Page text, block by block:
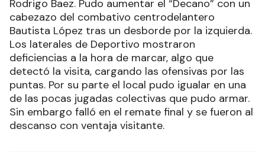
Rodrigo Baez. Pudo aumentar el “Decano” con un
cabezazo del combativo centrodelantero
Bautista López tras un desborde por la izquierda.
Los laterales de Deportivo mostraron
deficiencias a la hora de marcar, algo que
detectó la visita, cargando las ofensivas por las
puntas. Por su parte el local pudo igualar en una
de las pocas jugadas colectivas que pudo armar.
Sin embargo falló en el remate final y se fueron al
descanso con ventaja visitante.